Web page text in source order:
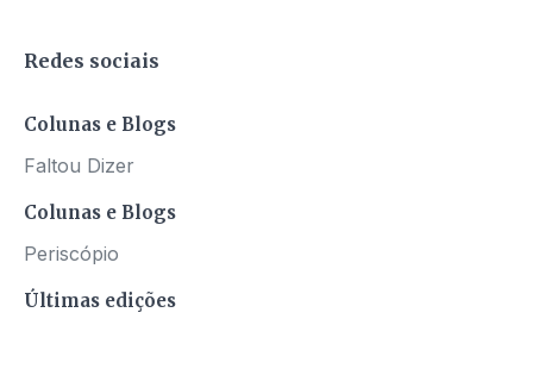
Redes sociais
Colunas e Blogs
Faltou Dizer
Colunas e Blogs
Periscópio
Últimas edições